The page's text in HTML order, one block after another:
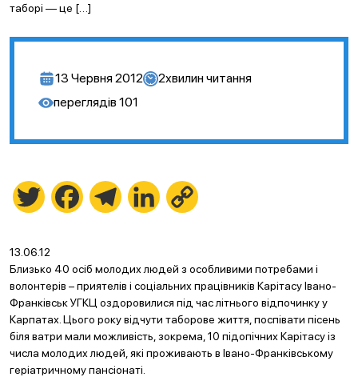
таборі — це […]
13 Червня 2012 2хвилин читання
переглядів 101
Twitter FacebookTelegramLinkedIn
13.06.12
Близько 40 осіб молодих людей з особливими потребами і
волонтерів – приятелів і соціальних працівників Карітасу Івано-
Франківськ УГКЦ оздоровилися під час літнього відпочинку у
Карпатах. Цього року відчути таборове життя, поспівати пісень
біля ватри мали можливість, зокрема, 10 підопічних Карітасу із
числа молодих людей, які проживають в Івано-Франківському
геріатричному пансіонаті.